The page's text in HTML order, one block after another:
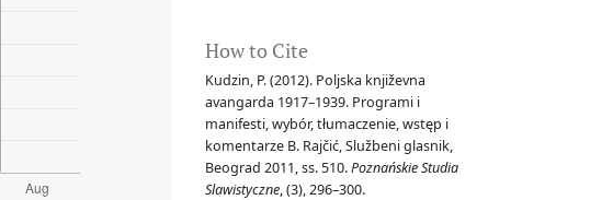
How to Cite
Kudzin, P. (2012). Poljska književna
avangarda 1917–1939. Programi i
manifesti, wybór, tłumaczenie, wstęp i
komentarze B. Rajčić, Službeni glasnik,
Beograd 2011, ss. 510.Poznańskie Studia
Slawistyczne, (3), 296–300.